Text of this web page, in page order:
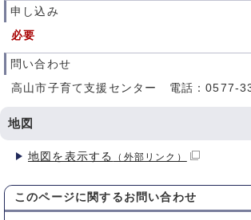
申し込み
必要
問い合わせ
高山市子育て支援センター 電話：0577-
地図
地図を表示する （外部リンク）
このページに関する お問い合わせ